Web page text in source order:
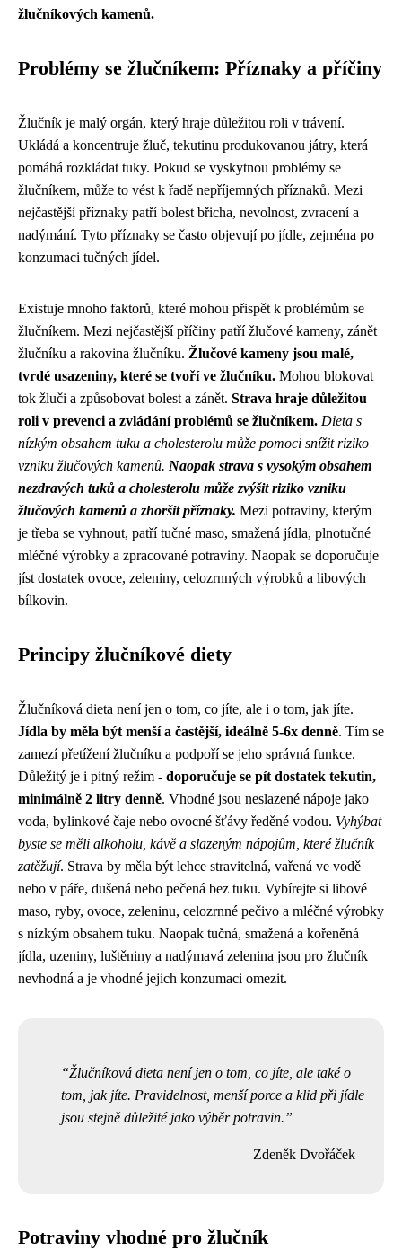
žlučníkových kamenů.
Problémy se žlučníkem: Příznaky a příčiny
Žlučník je malý orgán, který hraje důležitou roli v trávení.
Ukládá a koncentruje žluč, tekutinu produkovanou játry, která
pomáhá rozkládat tuky. Pokud se vyskytnou problémy se
žlučníkem, může to vést k řadě nepříjemných příznaků. Mezi
nejčastější příznaky patří bolest břicha, nevolnost, zvracení a
nadýmání. Tyto příznaky se často objevují po jídle, zejména po
konzumaci tučných jídel.
Existuje mnoho faktorů, které mohou přispět k problémům se
žlučníkem. Mezi nejčastější příčiny patří žlučové kameny, zánět
žlučníku a rakovina žlučníku. Žlučové kameny jsou malé,
tvrdé usazeniny, které se tvoří ve žlučníku. Mohou blokovat
tok žluči a způsobovat bolest a zánět. Strava hraje důležitou
roli v prevenci a zvládání problémů se žlučníkem. Dieta s
nízkým obsahem tuku a cholesterolu může pomoci snížit riziko
vzniku žlučových kamenů. Naopak strava s vysokým obsahem
nezdravých tuků a cholesterolu může zvýšit riziko vzniku
žlučových kamenů a zhoršit příznaky. Mezi potraviny, kterým
je třeba se vyhnout, patří tučné maso, smažená jídla, plnotučné
mléčné výrobky a zpracované potraviny. Naopak se doporučuje
jíst dostatek ovoce, zeleniny, celozrnných výrobků a libových
bílkovin.
Principy žlučníkové diety
Žlučníková dieta není jen o tom, co jíte, ale i o tom, jak jíte.
Jídla by měla být menší a častější, ideálně 5-6x denně. Tím se
zamezí přetížení žlučníku a podpoří se jeho správná funkce.
Důležitý je i pitný režim - doporučuje se pít dostatek tekutin,
minimálně 2 litry denně. Vhodné jsou neslazené nápoje jako
voda, bylinkové čaje nebo ovocné šťávy ředěné vodou. Vyhýbat
byste se měli alkoholu, kávě a slazeným nápojům, které žlučník
zatěžují. Strava by měla být lehce stravitelná, vařená ve vodě
nebo v páře, dušená nebo pečená bez tuku. Vybírejte si libové
maso, ryby, ovoce, zeleninu, celozrnné pečivo a mléčné výrobky
s nízkým obsahem tuku. Naopak tučná, smažená a kořeněná
jídla, uzeniny, luštěniny a nadýmavá zelenina jsou pro žlučník
nevhodná a je vhodné jejich konzumaci omezit.
Žlučníková dieta není jen o tom, co jíte, ale také o
tom, jak jíte. Pravidelnost, menší porce a klid při jídle
jsou stejně důležité jako výběr potravin.
Zdeněk Dvořáček
Potraviny vhodné pro žlučník